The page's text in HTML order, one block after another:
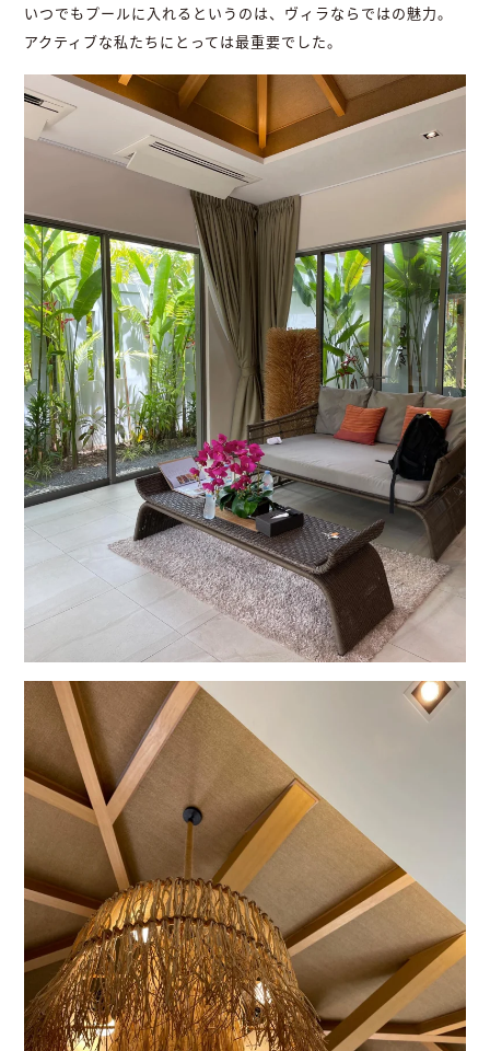
いつでもプールに入れるというのは、ヴィラならではの魅力。
アクティブな私たちにとっては最重要でした。